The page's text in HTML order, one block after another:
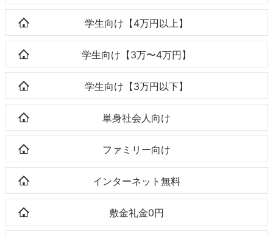
学生向け【4万円以上】
学生向け【3万〜4万円】
学生向け【3万円以下】
単身社会人向け
ファミリー向け
インターネット無料
敷金礼金0円